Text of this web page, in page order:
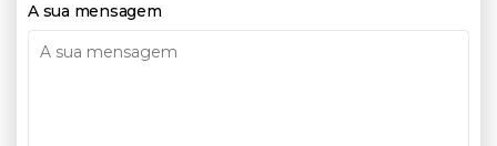
A sua mensagem